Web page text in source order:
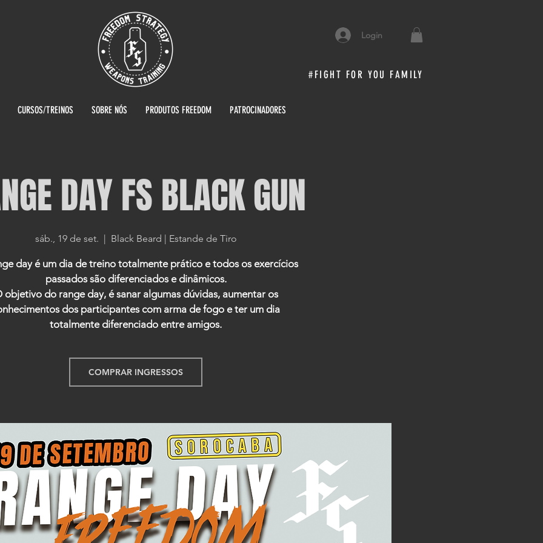
Login
#FIGHT FOR YOU FAMILY
CURSOS/TREINOS SOBRE NÓS PRODUTOS FREEDOM PATROCINADORES
DAY FS BLACK GUN
sáb., 19 de set.
  |
Black Beard | Estande de Tiro
day é um dia de treino totalmente prático e todos os exercícios
passados são diferenciados e dinâmicos.
objetivo do range day, é sanar algumas dúvidas, aumentar os
dos participantes com arma de fogo e ter um dia
totalmente diferenciado entre amigos.
COMPRAR INGRESSOS